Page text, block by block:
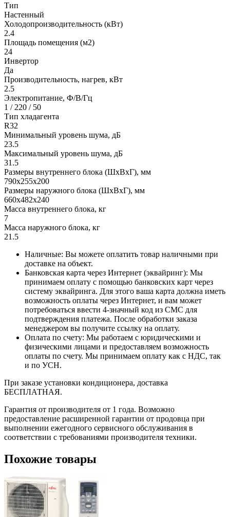
Тип
Настенный
Холодопроизводительность (кВт)
2.4
Площадь помещения (м2)
24
Инвертор
Да
Производительность, нагрев, кВт
2.5
Электропитание, Ф/В/Гц
1 / 220 / 50
Тип хладагента
R32
Минимальный уровень шума, дБ
23.5
Максимальный уровень шума, дБ
31.5
Размеры внутреннего блока (ШхВхГ), мм
790x255x200
Размеры наружного блока (ШхВхГ), мм
660x482x240
Масса внутреннего блока, кг
7
Масса наружного блока, кг
21.5
Наличные: Вы можете оплатить товар наличными при
доставке на объект.
Банковская карта через Интернет (эквайринг): Мы
принимаем оплату с помощью банковских карт через
систему эквайринга. Для этого ваша карта должна иметь
возможность оплаты через Интернет, и вам может
потребоваться ввести 4-значный код из СМС для
подтверждения платежа. После обработки заказа
менеджером вы получите ссылку на оплату.
Оплата по счету: Мы работаем с юридическими и
физическими лицами и предоставляем возможность
оплаты по счету. Мы принимаем оплату как с НДС, так
и по УСН.
При заказе установки кондиционера, доставка
БЕСПЛАТНАЯ.
Гарантия от производителя от 1 года. Возможно
предоставление расширенной гарантии от продовца при
выполнении ежегодного сервисного обслуживания в
соответствии с требованиями производителя техники.
Похожие товары